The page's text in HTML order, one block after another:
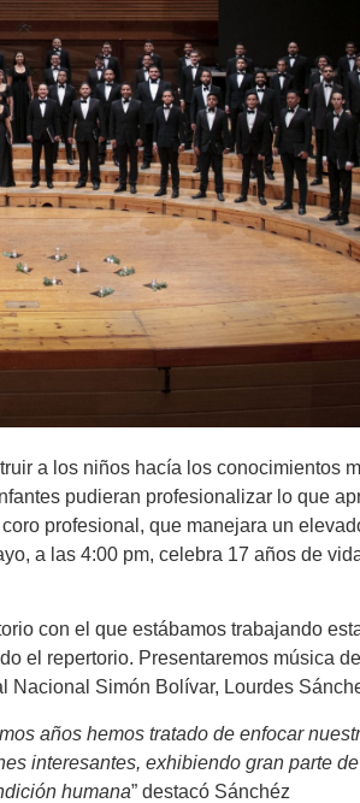
a los niños hacía los conocimientos
pudieran profesionalizar lo que
profesional, que manejara un
a las 4:00 pm, celebra 17 años de
con el que estábamos trabajando
el repertorio. Presentaremos música
Nacional Simón Bolívar, Lourdes
años hemos tratado de enfocar
interesantes, exhibiendo gran parte
humana” destacó Sánchéz